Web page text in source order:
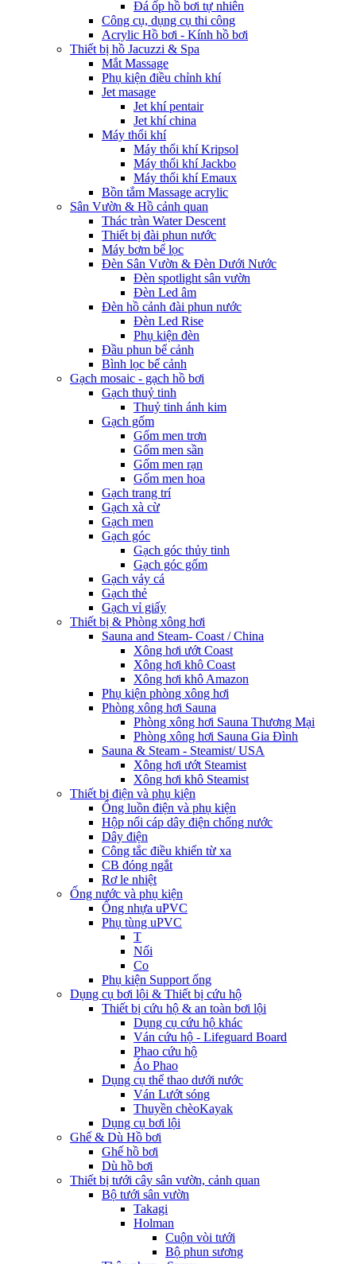
Đá ốp hồ bơi tự nhiên
Công cụ, dụng cụ thi công
Acrylic Hồ bơi - Kính hồ bơi
Thiết bị hồ Jacuzzi & Spa
Mắt Massage
Phụ kiện điều chỉnh khí
Jet masage
Jet khí pentair
Jet khí china
Máy thổi khí
Máy thổi khí Kripsol
Máy thổi khí Jackbo
Máy thổi khí Emaux
Bồn tắm Massage acrylic
Sân Vườn & Hồ cảnh quan
Thác tràn Water Descent
Thiết bị đài phun nước
Máy bơm bể lọc
Đèn Sân Vườn & Đèn Dưới Nước
Đèn spotlight sân vườn
Đèn Led âm
Đèn hồ cảnh đài phun nước
Đèn Led Rise
Phụ kiện đèn
Đầu phun bể cảnh
Bình lọc bể cảnh
Gạch mosaic - gạch hồ bơi
Gạch thuỷ tinh
Thuỷ tinh ánh kim
Gạch gốm
Gốm men trơn
Gốm men sần
Gốm men rạn
Gốm men hoa
Gạch trang trí
Gạch xà cừ
Gạch men
Gạch góc
Gạch góc thủy tinh
Gạch góc gốm
Gạch vảy cá
Gạch thẻ
Gạch vỉ giấy
Thiết bị & Phòng xông hơi
Sauna and Steam- Coast / China
Xông hơi ướt Coast
Xông hơi khô Coast
Xông hơi khô Amazon
Phụ kiện phòng xông hơi
Phòng xông hơi Sauna
Phòng xông hơi Sauna Thương Mại
Phòng xông hơi Sauna Gia Đình
Sauna & Steam - Steamist/ USA
Xông hơi ướt Steamist
Xông hơi khô Steamist
Thiết bị điện và phụ kiện
Ống luồn điện và phụ kiện
Hộp nối cáp dây điện chống nước
Dây điện
Công tắc điều khiển từ xa
CB đóng ngắt
Rơ le nhiệt
Ống nước và phụ kiện
Ống nhựa uPVC
Phụ tùng uPVC
T
Nối
Co
Phụ kiện Support ống
Dụng cụ bơi lội & Thiết bị cứu hộ
Thiết bị cứu hộ & an toàn bơi lội
Dụng cụ cứu hộ khác
Ván cứu hộ - Lifeguard Board
Phao cứu hộ
Áo Phao
Dụng cụ thể thao dưới nước
Ván Lướt sóng
Thuyền chèoKayak
Dụng cụ bơi lội
Ghế & Dù Hồ bơi
Ghế hồ bơi
Dù hồ bơi
Thiết bị tưới cây sân vườn, cảnh quan
Bộ tưới sân vườn
Takagi
Holman
Cuộn vòi tưới
Bộ phun sương